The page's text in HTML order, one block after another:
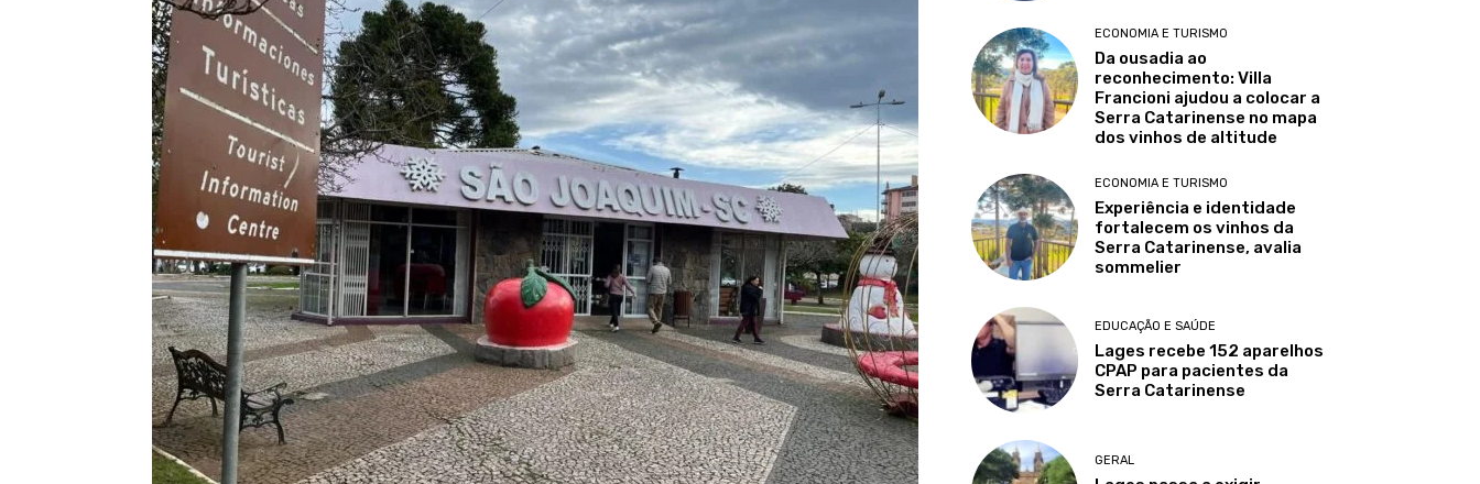
ECONOMIA E TURISMO
Da ousadia ao
reconhecimento: Villa
Francioni ajudou a colocar a
Serra Catarinense no mapa
dos vinhos de altitude
ECONOMIA E TURISMO
Experiência e identidade
fortalecem os vinhos da
Serra Catarinense, avalia
sommelier
EDUCAÇÃO E SAÚDE
Lages recebe 152 aparelhos
CPAP para pacientes da
Serra Catarinense
GERAL